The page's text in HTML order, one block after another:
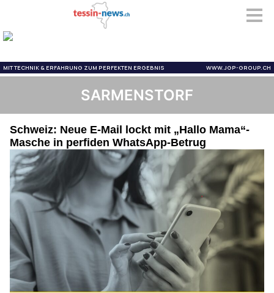
SARMENSTORF
Schweiz: Neue E-Mail lockt mit „Hallo Mama“-
Masche in perfiden WhatsApp-Betrug